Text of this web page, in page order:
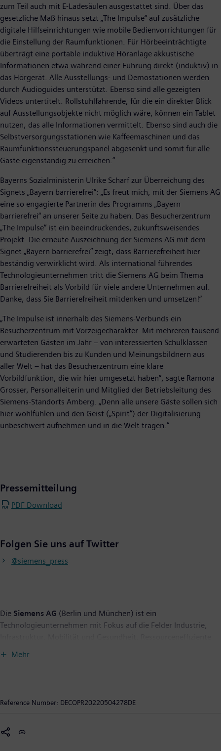
zum Teil auch mit E-Ladesäulen ausgestattet sind. Über das
gesetzliche Maß hinaus setzt „The Impulse“ auf zusätzliche
digitale Hilfseinrichtungen wie mobile Bedienvorrichtungen für
die Einstellung der Raumfunktionen. Für Hörbeeinträchtigte
überträgt eine portable induktive Höranlage akkustische
Informationen etwa während einer Führung direkt (induktiv) in
das Hörgerät. Alle Ausstellungs- und Demostationen werden
durch Audioguides unterstützt. Ebenso sind alle gezeigten
Videos untertitelt. Rollstuhlfahrende, für die ein direkter Blick
auf Ausstellungsobjekte nicht möglich wäre, können ein Tablet
nutzen, das alle Informationen vermittelt. Ebenso sind auch die
Selbstversorgungsstationen wie Kaffeemaschinen und das
Raumfunktionssteuerungspanel abgesenkt und somit für alle
Gäste eigenständig zu erreichen.“
Bayerns Sozialministerin Ulrike Scharf zur Überreichung des
Signets „Bayern barrierefrei“: „Es freut mich, mit der Siemens AG
eine so engagierte Partnerin des Programms „Bayern
barrierefrei“ an unserer Seite zu haben. Das Besucherzentrum
„The Impulse“ ist ein beeindruckendes, zukunftsweisendes
Projekt. Die erneute Auszeichnung der Siemens AG mit dem
Signet „Bayern barrierefrei“ zeigt, dass Barrierefreiheit hier
beständig verwirklicht wird. Als international führendes
Technologieunternehmen tritt die Siemens AG beim Thema
Barrierefreiheit als Vorbild für viele andere Unternehmen auf.
Danke, dass Sie Barrierefreiheit mitdenken und umsetzen!“
„The Impulse ist innerhalb des Siemens-Verbunds ein
Besucherzentrum mit Vorzeigecharakter. Mit mehreren tausend
erwarteten Gästen im Jahr – von interessierten Schulklassen
und Studierenden bis zu Kunden und Meinungsbildnern aus
aller Welt – hat das Besucherzentrum eine klare
Vorbildfunktion, die wir hier umgesetzt haben“, sagte Ramona
Grosser, Personalleiterin und Mitglied der Betriebsleitung des
Siemens-Standorts Amberg. „Denn alle unsere Gäste sollen sich
hier wohlfühlen und den Geist („Spirit“) der Digitalisierung
unbeschwert aufnehmen und in die Welt tragen.“
Pressemitteilung
PDF Download
Folgen Sie uns auf Twitter
@siemens_press
Die Siemens AG (Berlin und München) ist ein
Technologieunternehmen mit Fokus auf die Felder Industrie,
damit den Alltag für Milliarden von Menschen. Siemens ist
Mehr
Reference Number: DECOPR20220504278DE